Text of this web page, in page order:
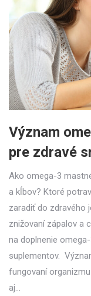
Význam
pre zdravé
Ako omega-3
a kĺbov? Ktoré
zaradiť do zdravého
znižovaní zápalov a
na doplnenie
suplementov.
fungovaní
aj…